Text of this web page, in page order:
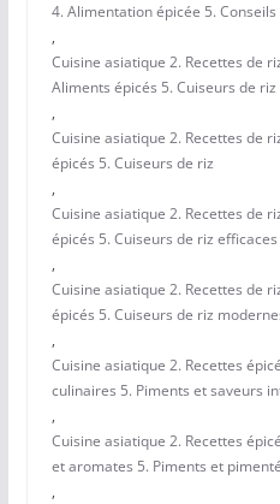
4. Alimentation épicée 5. Conseils
,
Cuisine asiatique 2. Recettes de
Aliments épicés 5. Cuiseurs de
,
Cuisine asiatique 2. Recettes de
épicés 5. Cuiseurs de riz
,
Cuisine asiatique 2. Recettes de
épicés 5. Cuiseurs de riz efficaces
,
Cuisine asiatique 2. Recettes de
épicés 5. Cuiseurs de riz
,
Cuisine asiatique 2. Recettes
culinaires 5. Piments et saveurs
,
Cuisine asiatique 2. Recettes
et aromates 5. Piments et
,